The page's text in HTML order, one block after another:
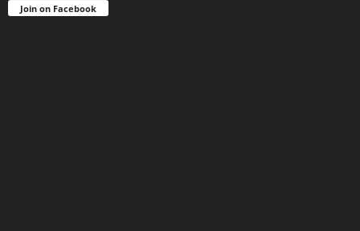
Join on Facebook